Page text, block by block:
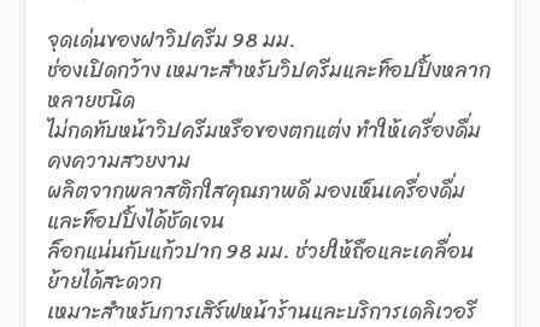
จุดเด่นของฝาวิปครีม 98 มม.
ช่องเปิดกว้าง เหมาะสำหรับวิปครีมและท็อปปิ้งหลาก
หลายชนิด
ไม่กดทับหน้าวิปครีมหรือของตกแต่ง ทำให้เครื่องดื่ม
คงความสวยงาม
ผลิตจากพลาสติกใสคุณภาพดี มองเห็นเครื่องดื่ม
และท็อปปิ้งได้ชัดเจน
ล็อกแน่นกับแก้วปาก 98 มม. ช่วยให้ถือและเคลื่อน
ย้ายได้สะดวก
เหมาะสำหรับการเสิร์ฟหน้าร้านและบริการเดลิเวอรี